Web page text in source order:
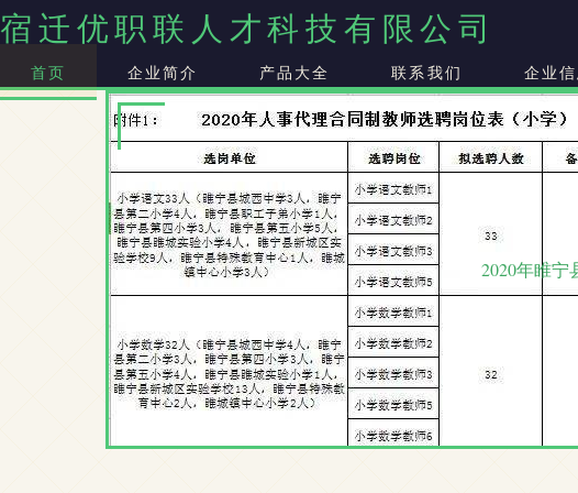
宿迁优职联人才科技有限公司
首页 企业简介 产品大全 联系我们 企业信
2020年睢